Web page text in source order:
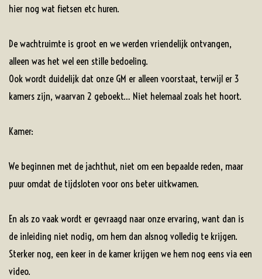
hier nog wat fietsen etc huren.
De wachtruimte is groot en we werden vriendelijk ontvangen,
alleen was het wel een stille bedoeling.
Ook wordt duidelijk dat onze GM er alleen voorstaat, terwijl er 3
kamers zijn, waarvan 2 geboekt… Niet helemaal zoals het hoort.
Kamer:
We beginnen met de jachthut, niet om een bepaalde reden, maar
puur omdat de tijdsloten voor ons beter uitkwamen.
En als zo vaak wordt er gevraagd naar onze ervaring, want dan is
de inleiding niet nodig, om hem dan alsnog volledig te krijgen.
Sterker nog, een keer in de kamer krijgen we hem nog eens via een
video.